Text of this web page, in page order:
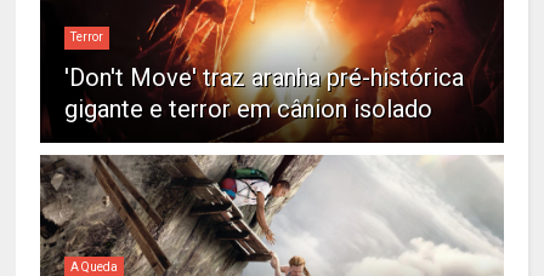
Terror
'Don't Move' traz aranha pré-histórica
gigante e terror em cânion isolado
A Queda